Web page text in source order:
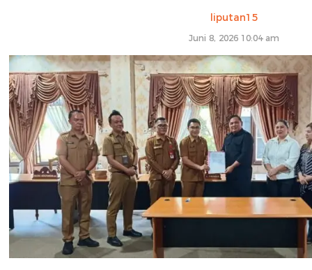
liputan15
Juni 8, 2026 10:04 am